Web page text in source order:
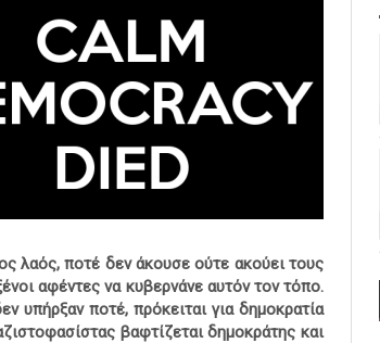
λαός, ποτέ δεν άκουσε ούτε ακούει τους
αφέντες να κυβερνάνε αυτόν τον τόπο.
υπήρξαν ποτέ, πρόκειται για δημοκρατία
βαφτίζεται δημοκράτης και